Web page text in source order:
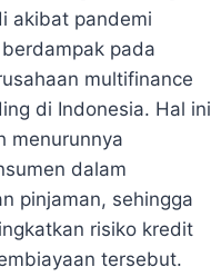
akibat pandemi
pada
multifinance
di Indonesia. Hal ini
menurunnya
dalam
pinjaman, sehingga
risiko kredit
tersebut.